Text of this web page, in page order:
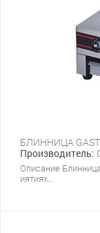
БЛИННИЦА
Производитель:
Описание
иятиях...